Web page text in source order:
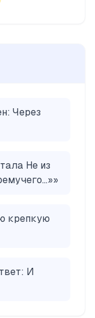
Через
Не из
»
крепкую
И